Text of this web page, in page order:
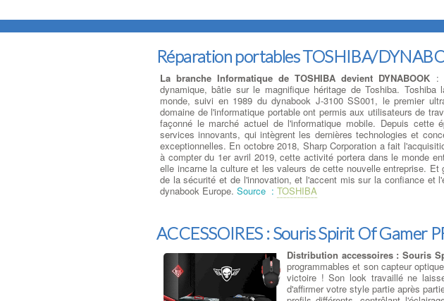
Réparation portables TOSHIBA/
La branche Informatique de TOSHIBA devient DYNABOOK :
dynamique, bâtie sur le magnifique héritage de Toshiba.
monde, suivi en 1989 du dynabook J-3100 SS001, le premier
domaine de l'informatique portable ont permis aux utilisateurs de
façonné le marché actuel de l'informatique mobile. Depuis cette
services innovants, qui intègrent les dernières technologies et
exceptionnelles. En octobre 2018, Sharp Corporation a fait
à compter du 1er avril 2019, cette activité portera dans le monde
elle incarne la culture et les valeurs de cette nouvelle entreprise.
de la sécurité et de l'innovation, et l'accent mis sur la confiance et
dynabook Europe. Source : TOSHIBA
ACCESSOIRES : Souris Spirit Of Gamer
Distribution accessoires : Souris
programmables et son capteur
victoire ! Son look travaillé ne
d'affirmer votre style partie après